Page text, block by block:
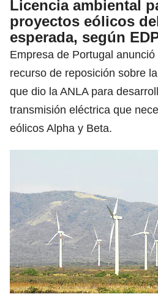
Licencia ambiental
proyectos eólicos
esperada, según
Empresa de Portugal
recurso de reposición sobre
que dio la ANLA para
transmisión eléctrica que
eólicos Alpha y Beta.